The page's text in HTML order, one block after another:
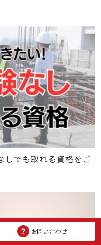
しでも取れる資格をご
お問い合わせ